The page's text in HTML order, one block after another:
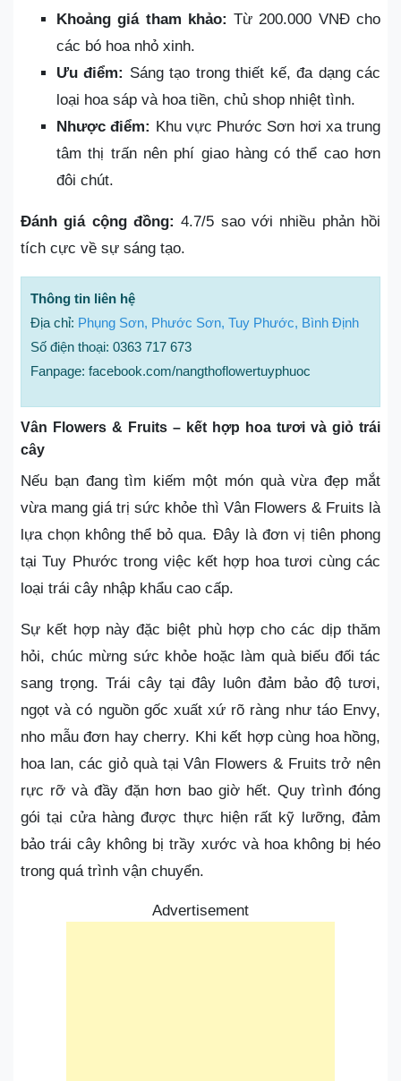
Khoảng giá tham khảo: Từ 200.000 VNĐ cho
các bó hoa nhỏ xinh.
Ưu điểm: Sáng tạo trong thiết kế, đa dạng các
loại hoa sáp và hoa tiền, chủ shop nhiệt tình.
Nhược điểm: Khu vực Phước Sơn hơi xa trung
tâm thị trấn nên phí giao hàng có thể cao hơn
đôi chút.
Đánh giá cộng đồng: 4.7/5 sao với nhiều phản hồi
tích cực về sự sáng tạo.
Thông tin liên hệ
Địa chỉ: Phụng Sơn, Phước Sơn, Tuy Phước, Bình Định
Số điện thoại: 0363 717 673
Fanpage: facebook.com/nangthoflowertuyphuoc
Vân Flowers & Fruits – kết hợp hoa tươi và giỏ trái
cây
Nếu bạn đang tìm kiếm một món quà vừa đẹp mắt
vừa mang giá trị sức khỏe thì Vân Flowers & Fruits là
lựa chọn không thể bỏ qua. Đây là đơn vị tiên phong
tại Tuy Phước trong việc kết hợp hoa tươi cùng các
loại trái cây nhập khẩu cao cấp.
Sự kết hợp này đặc biệt phù hợp cho các dịp thăm
hỏi, chúc mừng sức khỏe hoặc làm quà biếu đối tác
sang trọng. Trái cây tại đây luôn đảm bảo độ tươi,
ngọt và có nguồn gốc xuất xứ rõ ràng như táo Envy,
nho mẫu đơn hay cherry. Khi kết hợp cùng hoa hồng,
hoa lan, các giỏ quà tại Vân Flowers & Fruits trở nên
rực rỡ và đầy đặn hơn bao giờ hết. Quy trình đóng
gói tại cửa hàng được thực hiện rất kỹ lưỡng, đảm
bảo trái cây không bị trầy xước và hoa không bị héo
trong quá trình vận chuyển.
Advertisement